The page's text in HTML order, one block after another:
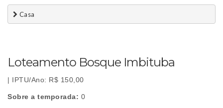
Casa
Loteamento Bosque Imbituba
| IPTU/Ano: R$ 150,00
Sobre a temporada: 0